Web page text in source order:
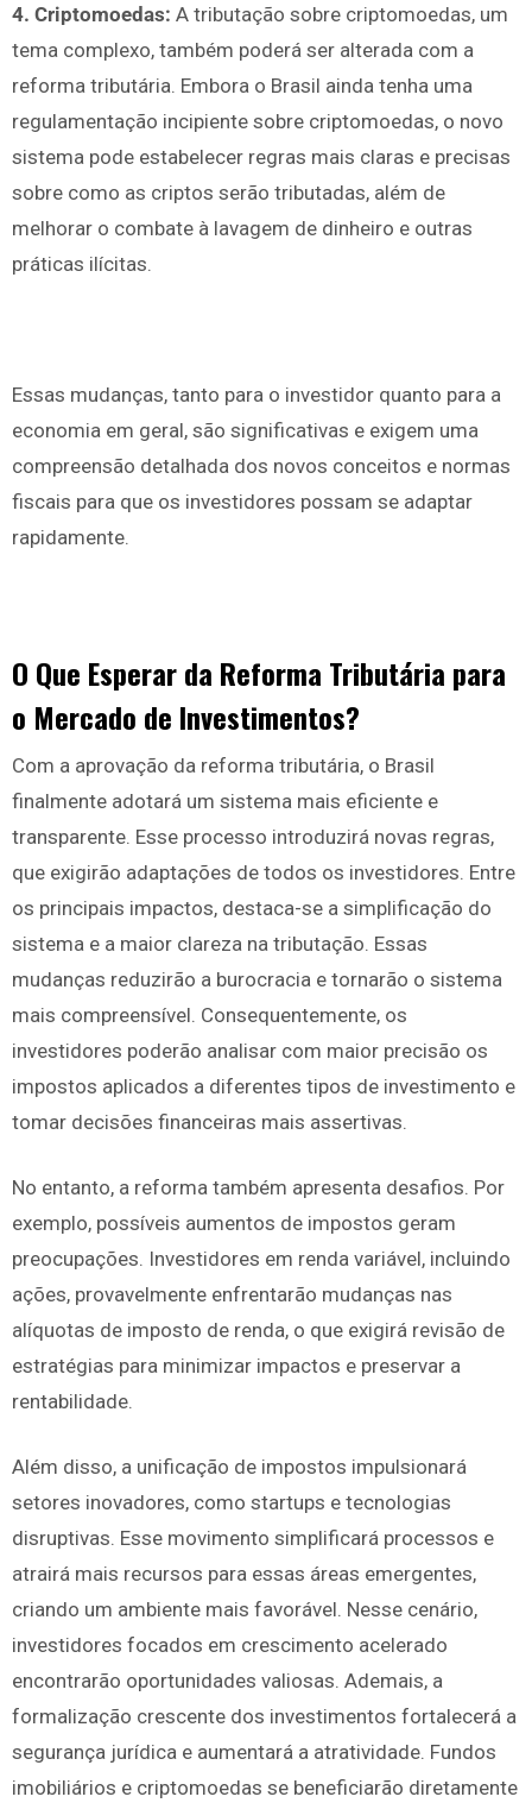
4. Criptomoedas: A tributação sobre criptomoedas, um
tema complexo, também poderá ser alterada com a
reforma tributária. Embora o Brasil ainda tenha uma
regulamentação incipiente sobre criptomoedas, o novo
sistema pode estabelecer regras mais claras e precisas
sobre como as criptos serão tributadas, além de
melhorar o combate à lavagem de dinheiro e outras
práticas ilícitas.
Essas mudanças, tanto para o investidor quanto para a
economia em geral, são significativas e exigem uma
compreensão detalhada dos novos conceitos e normas
fiscais para que os investidores possam se adaptar
rapidamente.
O Que Esperar da Reforma Tributária para
o Mercado de Investimentos?
Com a aprovação da reforma tributária, o Brasil
finalmente adotará um sistema mais eficiente e
transparente. Esse processo introduzirá novas regras,
que exigirão adaptações de todos os investidores. Entre
os principais impactos, destaca-se a simplificação do
sistema e a maior clareza na tributação. Essas
mudanças reduzirão a burocracia e tornarão o sistema
mais compreensível. Consequentemente, os
investidores poderão analisar com maior precisão os
impostos aplicados a diferentes tipos de investimento e
tomar decisões financeiras mais assertivas.
No entanto, a reforma também apresenta desafios. Por
exemplo, possíveis aumentos de impostos geram
preocupações. Investidores em renda variável, incluindo
ações, provavelmente enfrentarão mudanças nas
alíquotas de imposto de renda, o que exigirá revisão de
estratégias para minimizar impactos e preservar a
rentabilidade.
Além disso, a unificação de impostos impulsionará
setores inovadores, como startups e tecnologias
disruptivas. Esse movimento simplificará processos e
atrairá mais recursos para essas áreas emergentes,
criando um ambiente mais favorável. Nesse cenário,
investidores focados em crescimento acelerado
encontrarão oportunidades valiosas. Ademais, a
formalização crescente dos investimentos fortalecerá a
segurança jurídica e aumentará a atratividade. Fundos
imobiliários e criptomoedas se beneficiarão diretamente